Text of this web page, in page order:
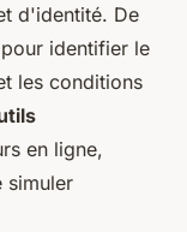
d'identité. De
identifier le
les conditions
en ligne,
simuler